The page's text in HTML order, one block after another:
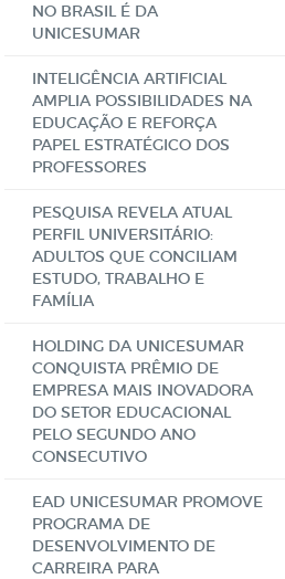
NO BRASIL É DA
UNICESUMAR
INTELIGÊNCIA ARTIFICIAL
AMPLIA POSSIBILIDADES NA
EDUCAÇÃO E REFORÇA
PAPEL ESTRATÉGICO DOS
PROFESSORES
PESQUISA REVELA ATUAL
PERFIL UNIVERSITÁRIO:
ADULTOS QUE CONCILIAM
ESTUDO, TRABALHO E
FAMÍLIA
HOLDING DA UNICESUMAR
CONQUISTA PRÊMIO DE
EMPRESA MAIS INOVADORA
DO SETOR EDUCACIONAL
PELO SEGUNDO ANO
CONSECUTIVO
EAD UNICESUMAR PROMOVE
PROGRAMA DE
DESENVOLVIMENTO DE
CARREIRA PARA